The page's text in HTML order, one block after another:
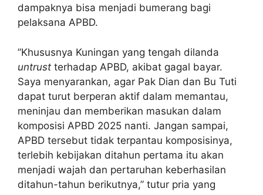
dampaknya bisa menjadi bumerang bagi
pelaksana APBD.
”Khususnya Kuningan yang tengah dilanda
untrust terhadap APBD, akibat gagal bayar.
Saya menyarankan, agar Pak Dian dan Bu Tuti
dapat turut berperan aktif dalam memantau,
meninjau dan memberikan masukan dalam
komposisi APBD 2025 nanti. Jangan sampai,
APBD tersebut tidak terpantau komposisinya,
terlebih kebijakan ditahun pertama itu akan
menjadi wajah dan pertaruhan keberhasilan
ditahun-tahun berikutnya,” tutur pria yang